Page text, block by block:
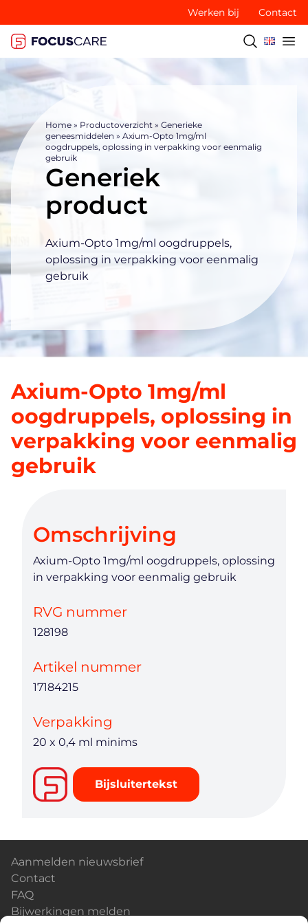
Werken bij Contact
Home » Productoverzicht » Generieke
geneesmiddelen » Axium-Opto 1mg/ml
oogdruppels, oplossing in verpakking voor eenmalig
gebruik
Generiek
product
Axium-Opto 1mg/ml oogdruppels,
oplossing in verpakking voor eenmalig
gebruik
Axium-Opto 1mg/ml
oogdruppels, oplossing in
verpakking voor eenmalig
gebruik
Omschrijving
Axium-Opto 1mg/ml oogdruppels, oplossing
in verpakking voor eenmalig gebruik
RVG nummer
128198
Artikel nummer
17184215
Verpakking
20 x 0,4 ml minims
Bijsluitertekst
Aanmelden nieuwsbrief
Contact
FAQ
Bijwerkingen melden